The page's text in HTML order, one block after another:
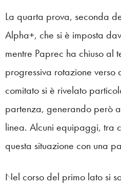
La quarta prova, seconda
Alpha+, che si è imposta
mentre Paprec ha chiuso al
progressiva rotazione
comitato si è rivelato
partenza, generando però
linea. Alcuni equipaggi, tra
questa situazione con una
Nel corso del primo lato si